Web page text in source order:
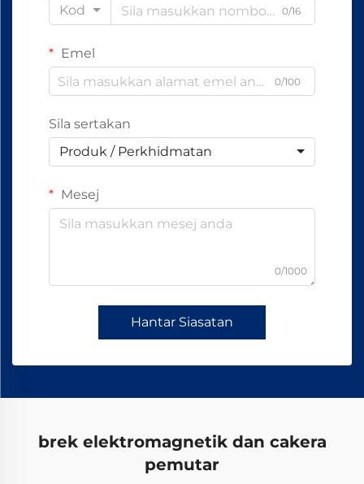
Kod
0/16
Emel
0/100
Sila sertakan
Produk / Perkhidmatan
Mesej
0/1000
Hantar Siasatan
brek elektromagnetik dan cakera
pemutar